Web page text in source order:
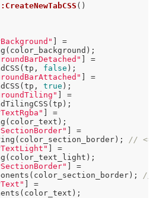
()
] =
] =
false );
] =
true );
] =
] =
] =
// <=
] =
] =
//
] =